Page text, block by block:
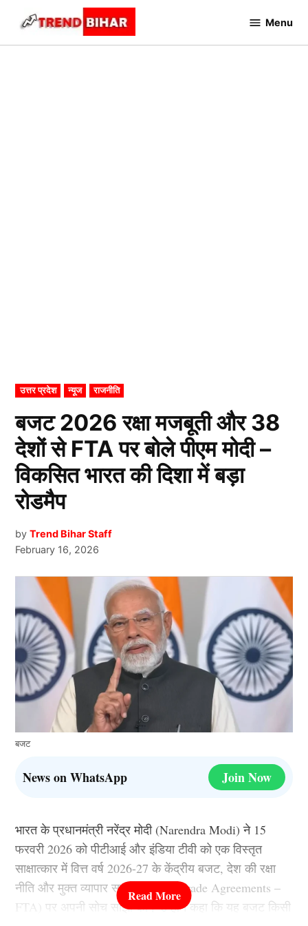
content
Bihar
Menu
POSTED
IN
उत्तर प्रदेश न्यूज राजनीति
बजट 2026 रक्षा मजबूती और 38
देशों से FTA पर बोले पीएम मोदी –
विकसित भारत की दिशा में बड़ा
रोडमैप
by Trend Bihar Staff
February 16, 2026
बजट
News on WhatsApp Join Now
भारत के प्रधानमंत्री नरेंद्र मोदी (Narendra Modi) ने 15
फरवरी 2026 को पीटीआई और इंडिया टीवी को एक विस्तृत
साक्षात्कार में वित्त वर्ष 2026-27 के केंद्रीय बजट, देश की रक्षा
नीति और मुक्त व्यापार समझौतों (Free Trade Agreements –
FTA) पर अपनी सोच साझा की। उन्होंने कहा कि यह बजट किसी